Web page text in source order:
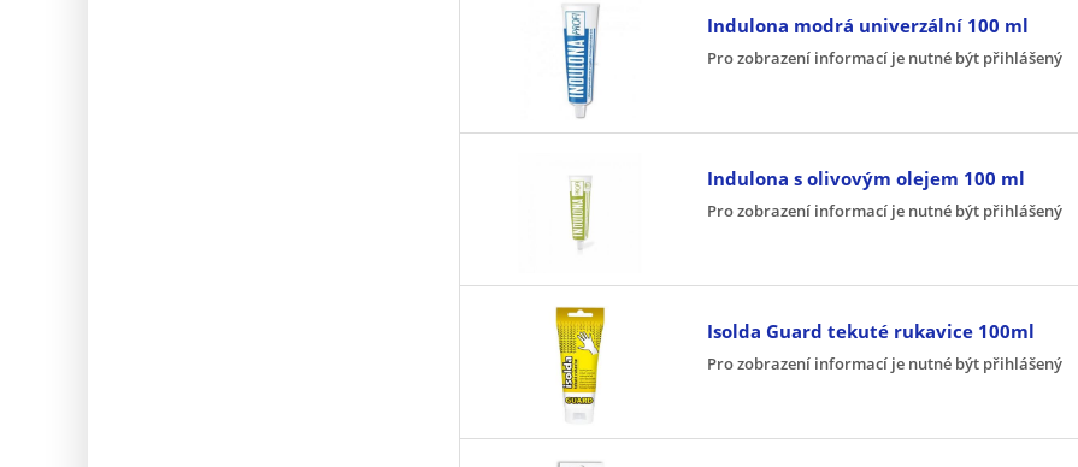
Indulona modrá univerzální 100 ml
Pro zobrazení informací je nutné být přihlášený
Indulona s olivovým olejem 100 ml
Pro zobrazení informací je nutné být přihlášený
Isolda Guard tekuté rukavice 100ml
Pro zobrazení informací je nutné být přihlášený